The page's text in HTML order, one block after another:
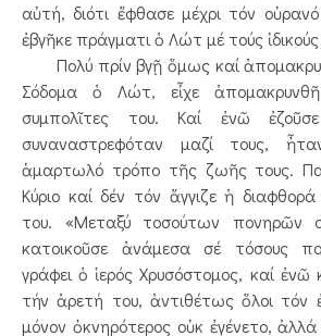
αὐτή, διότι ἔφθασε μέχρι τόν
ἐβγῆκε πράγματι ὁ Λώτ μέ τούς
Πολύ πρίν βγῇ ὅμως καί
Σόδομα ὁ Λώτ, εἶχε
συμπολῖτες του. Καί ἐνῶ
συναναστρεφόταν μαζί τους,
ἁμαρτωλό τρόπο τῆς ζωῆς τους.
Κύριο καί δέν τόν ἄγγιζε ἡ
του. «Μεταξύ τοσούτων πονηρῶν
κατοικοῦσε ἀνάμεσα σέ τόσους
γράφει ὁ ἱερός Χρυσόστομος, καί ἐνῶ
τήν ἀρετή του, ἀντιθέτως ὅλοι τόν
μόνον ὀκνηρότερος οὐκ ἐγένετο,